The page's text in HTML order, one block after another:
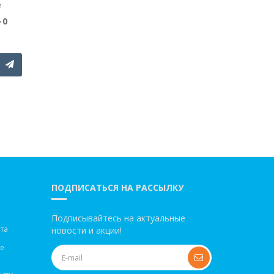
0
ПОДПИСАТЬСЯ НА РАССЫЛКУ
Подписывайтесь на актуальные
новости и акции!